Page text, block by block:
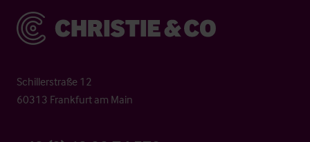
Christie & Co
Schillerstraße 12
60313 Frankfurt am Main